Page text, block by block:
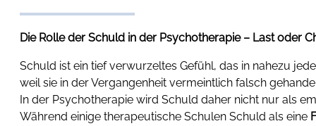
Die Rolle der Schuld in der Psychotherapie – Last oder
Schuld ist ein tief verwurzeltes Gefühl, das in nahezu
weil sie in der Vergangenheit vermeintlich falsch
In der Psychotherapie wird Schuld daher nicht nur als
Während einige therapeutische Schulen Schuld als eine